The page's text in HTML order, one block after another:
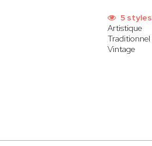
5 styles
Artistique
Traditionnel
Vintage